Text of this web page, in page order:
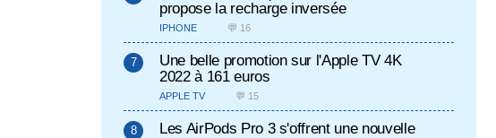
propose la recharge inversée
IPHONE 💬 16
Une belle promotion sur l'Apple TV 4K
2022 à 161 euros
APPLE TV 💬 15
Les AirPods Pro 3 s'offrent une nouvelle